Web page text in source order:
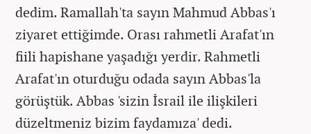
dedim. Ramallah'ta sayın Mahmud Abbas'ı
ziyaret ettiğimde. Orası rahmetli Arafat'ın
fiili hapishane yaşadığı yerdir. Rahmetli
Arafat'ın oturduğu odada sayın Abbas'la
görüştük. Abbas 'sizin İsrail ile ilişkileri
düzeltmeniz bizim faydamıza' dedi.